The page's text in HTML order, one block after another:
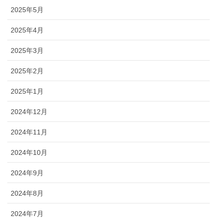
2025年5月
2025年4月
2025年3月
2025年2月
2025年1月
2024年12月
2024年11月
2024年10月
2024年9月
2024年8月
2024年7月